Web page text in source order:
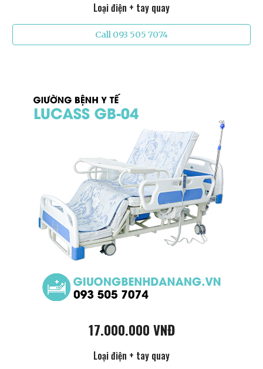
Loại điện + tay quay
Call 093 505 7074
17.000.000 VNĐ
Loại điện + tay quay